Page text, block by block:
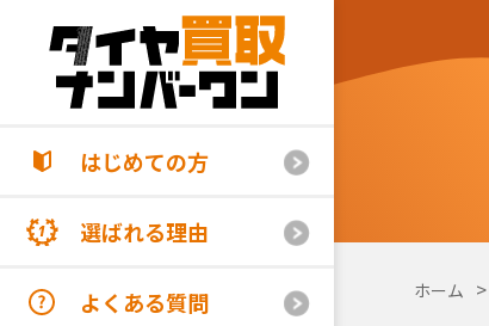
はじめての方
選ばれる理由
よくある質問 ホーム